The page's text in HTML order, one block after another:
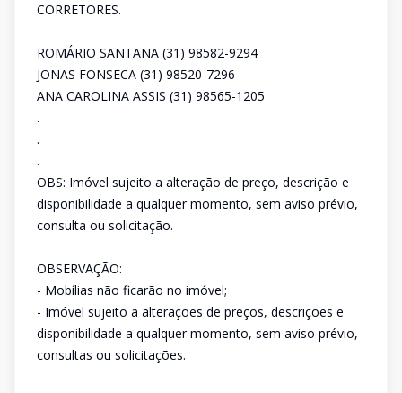
CORRETORES.
ROMÁRIO SANTANA (31) 98582-9294
JONAS FONSECA (31) 98520-7296
ANA CAROLINA ASSIS (31) 98565-1205
.
.
.
OBS: Imóvel sujeito a alteração de preço, descrição e
disponibilidade a qualquer momento, sem aviso prévio,
consulta ou solicitação.
OBSERVAÇÃO:
- Mobílias não ficarão no imóvel;
- Imóvel sujeito a alterações de preços, descrições e
disponibilidade a qualquer momento, sem aviso prévio,
consultas ou solicitações.